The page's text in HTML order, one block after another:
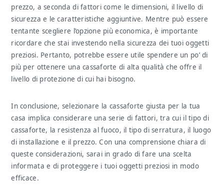
prezzo, a seconda di fattori come le dimensioni, il livello di
sicurezza e le caratteristiche aggiuntive. Mentre può essere
tentante scegliere l’opzione più economica, è importante
ricordare che stai investendo nella sicurezza dei tuoi oggetti
preziosi. Pertanto, potrebbe essere utile spendere un po’ di
più per ottenere una cassaforte di alta qualità che offre il
livello di protezione di cui hai bisogno.
In conclusione, selezionare la cassaforte giusta per la tua
casa implica considerare una serie di fattori, tra cui il tipo di
cassaforte, la resistenza al fuoco, il tipo di serratura, il luogo
di installazione e il prezzo. Con una comprensione chiara di
queste considerazioni, sarai in grado di fare una scelta
informata e di proteggere i tuoi oggetti preziosi in modo
efficace.